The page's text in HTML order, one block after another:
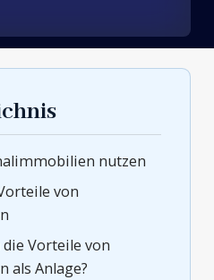
nutzen
von
Vorteile von
als Anlage?